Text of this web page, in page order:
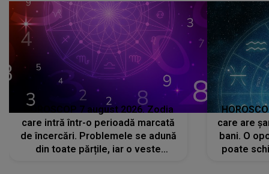
HOROSCOP 7 august 2026. Zodia
care intră într-o perioadă marcată
de încercări. Problemele se adună
din toate părțile, iar o veste
care are
bani. O
poate